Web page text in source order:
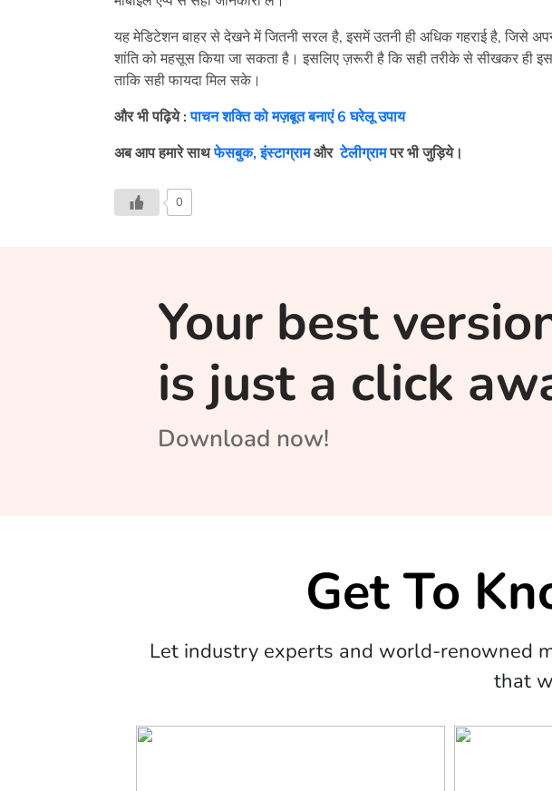
यह मेडिटेशन बाहर से देखने में जितनी सरल है, इसमें उतनी ही अधिक गहराई है, जिसे
शांति को महसूस किया जा सकता है। इसलिए ज़रूरी है कि सही तरीके से सीखकर ही
ताकि सही फायदा मिल सके।
और भी पढ़िये : पाचन शक्ति को मज़बूत बनाएं 6 घरेलू उपाय
अब आप हमारे साथफेसबुक,इंस्टाग्रामऔरटेलीग्रामपर भी जुड़िये।
0
Your best
is just a click
Download now!
Get To
Let industry experts and world-renowned
that